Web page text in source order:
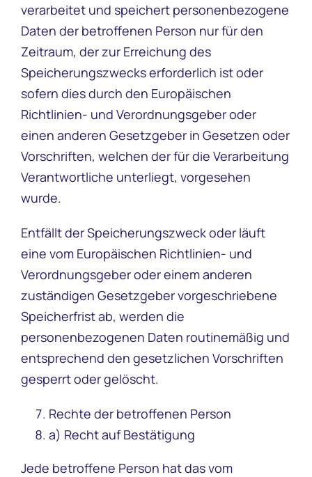
verarbeitet und speichert personenbezogene
Daten der betroffenen Person nur für den
Zeitraum, der zur Erreichung des
Speicherungszwecks erforderlich ist oder
sofern dies durch den Europäischen
Richtlinien- und Verordnungsgeber oder
einen anderen Gesetzgeber in Gesetzen oder
Vorschriften, welchen der für die Verarbeitung
Verantwortliche unterliegt, vorgesehen
wurde.
Entfällt der Speicherungszweck oder läuft
eine vom Europäischen Richtlinien- und
Verordnungsgeber oder einem anderen
zuständigen Gesetzgeber vorgeschriebene
Speicherfrist ab, werden die
personenbezogenen Daten routinemäßig und
entsprechend den gesetzlichen Vorschriften
gesperrt oder gelöscht.
Rechte der betroffenen Person
a) Recht auf Bestätigung
Jede betroffene Person hat das vom